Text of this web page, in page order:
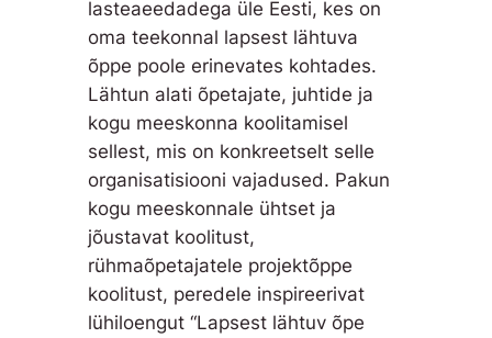
lasteaeedadega üle Eesti, kes on
oma teekonnal lapsest lähtuva
õppe poole erinevates kohtades.
Lähtun alati õpetajate, juhtide ja
kogu meeskonna koolitamisel
sellest, mis on konkreetselt selle
organisatisiooni vajadused. Pakun
kogu meeskonnale ühtset ja
jõustavat koolitust,
rühmaõpetajatele projektõppe
koolitust, peredele inspireerivat
lühiloengut “Lapsest lähtuv õpe